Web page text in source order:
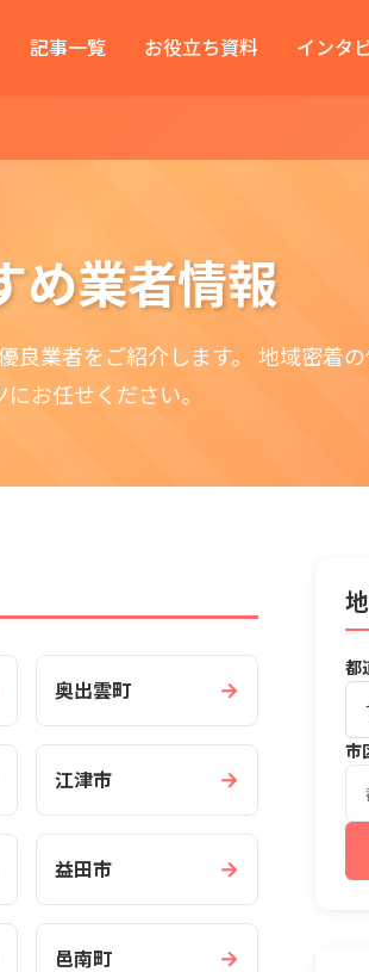
記事一覧 お役立ち資料 インタ
め業者情報
良業者をご紹介します。 地域密着
お任せください。
奥出雲町 →
江津市 →
益田市 →
邑南町 →
都
市